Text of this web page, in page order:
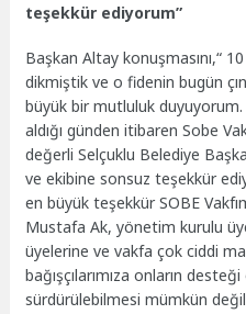
teşekkür ediyorum”
Başkan Altay konuşmasını,“
dikmiştik ve o fidenin bugün
büyük bir mutluluk
aldığı günden itibaren Sobe
değerli Selçuklu Belediye
ve ekibine sonsuz teşekkür
en büyük teşekkür SOBE
Mustafa Ak, yönetim kurulu
üyelerine ve vakfa çok ciddi
bağışçılarımıza onların
sürdürülebilmesi mümkün